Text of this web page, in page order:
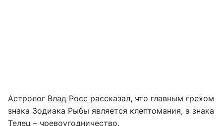
Астролог Влад Росс рассказал, что главным грехом
знака Зодиака Рыбы является клептомания, а знака
Телец – чревоугодничество.